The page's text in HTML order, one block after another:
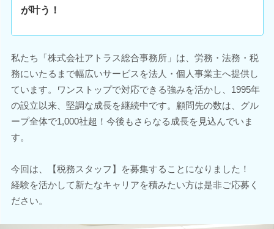
が叶う！
私たち「株式会社アトラス総合事務所」は、労務・法務・税
務にいたるまで幅広いサービスを法人・個人事業主へ提供し
ています。ワンストップで対応できる強みを活かし、1995年
の設立以来、堅調な成長を継続中です。顧問先の数は、グル
ープ全体で1,000社超！今後もさらなる成長を見込んでいま
す。
今回は、【税務スタッフ】を募集することになりました！
経験を活かして新たなキャリアを積みたい方は是非ご応募く
ださい。